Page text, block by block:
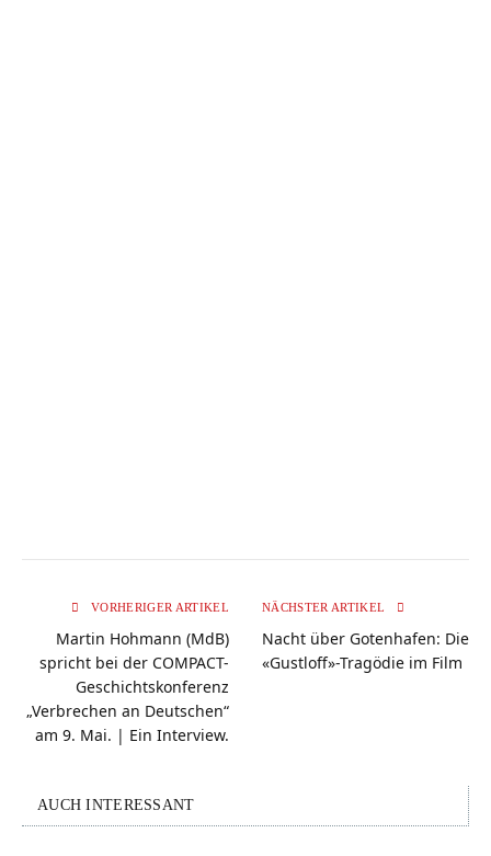
VORHERIGER ARTIKEL
Martin Hohmann (MdB)
spricht bei der COMPACT-
Geschichtskonferenz
„Verbrechen an Deutschen“
am 9. Mai. | Ein Interview.
NÄCHSTER ARTIKEL
Nacht über Gotenhafen: Die
«Gustloff»-Tragödie im Film
AUCH INTERESSANT